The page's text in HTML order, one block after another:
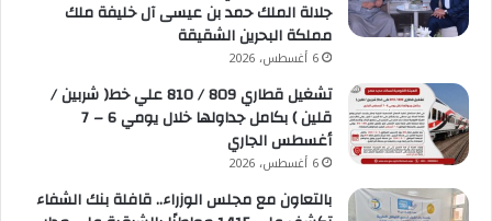
جلالة الملك حمد بن عيسى آل خليفة ملك
مملكة البحرين الشقيقة
6 أغسطس، 2026
تشغيل قطاري 809 / 810 علي خط( شربين /
قلين ) بكامل جداولها خلال يومي 6 – 7
أغسطس الجاري
6 أغسطس، 2026
بالتعاون مع مجلس الوزراء.. قافلة بنك الشفاء